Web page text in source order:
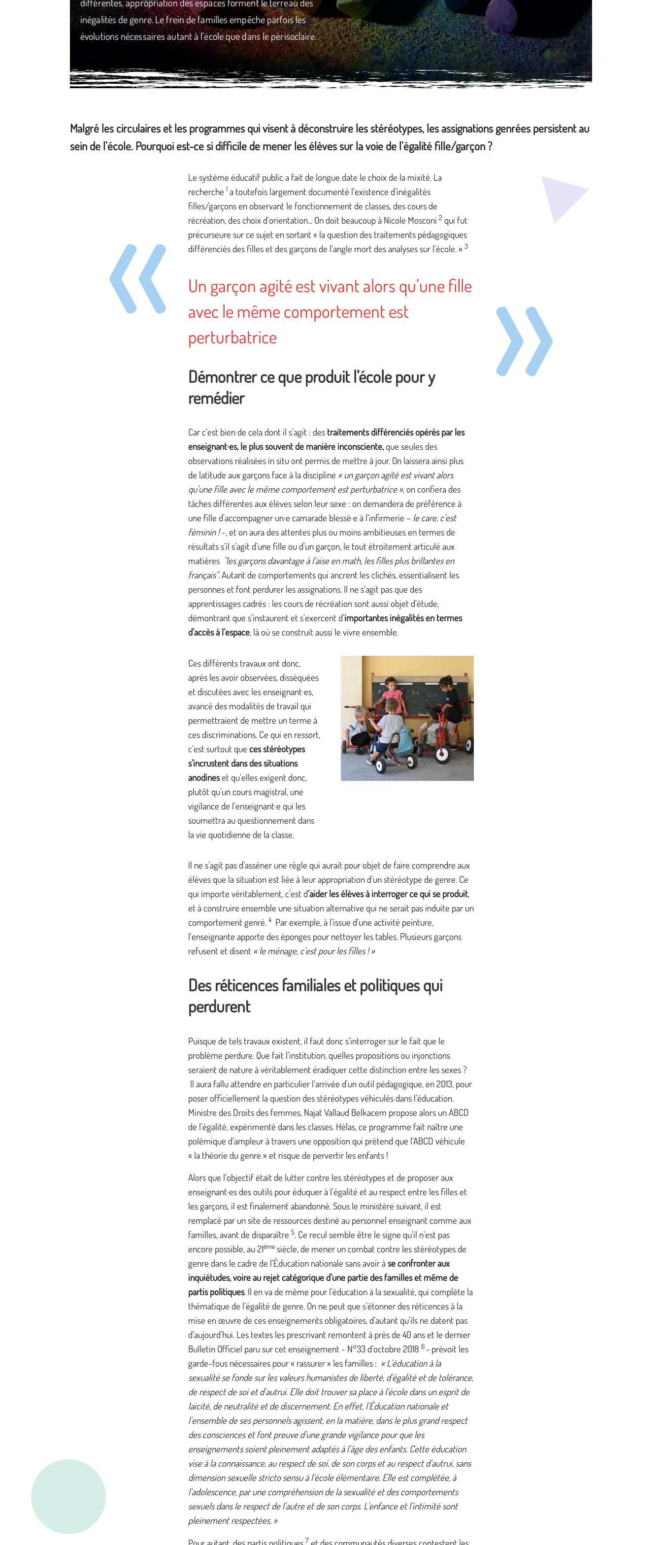
inégalités de genre. Le frein de familles empêche parfois les
évolutions nécessaires autant à l’école que dans le périsoclaire.
Malgré les circulaires et les programmes qui visent à déconstruire les stéréotypes, les assignations genrées persistent au
sein de l’école. Pourquoi est-ce si difficile de mener les élèves sur la voie de l’égalité fille/garçon ?
Le système éducatif public a fait de longue date le choix de la mixité. La
recherche 1 a toutefois largement documenté l’existence d’inégalités
filles/garçons en observant le fonctionnement de classes, des cours de
récréation, des choix d’orientation... On doit beaucoup à Nicole Mosconi 2 qui fut
précurseure sur ce sujet en sortant « la question des traitements pédagogiques
différenciés des filles et des garçons de l’angle mort des analyses sur l’école. » 3
Un garçon agité est vivant alors qu’une fille
avec le même comportement est
perturbatrice
Démontrer ce que produit l’école pour y
remédier
Car c’est bien de cela dont il s’agit : des traitements différenciés opérés par les
enseignant·es, le plus souvent de manière inconsciente,que seules des
observations réalisées in situ ont permis de mettre à jour. On laissera ainsi plus
de latitude aux garçons face à la discipline « un garçon agité est vivant alors
qu’une fille avec le même comportement est perturbatrice », on confiera des
tâches différentes aux élèves selon leur sexe : on demandera de préférence à
une fille d’accompagner un·e camarade blessé·e à l’infirmerie – le care, c’est
féminin !-, et on aura des attentes plus ou moins ambitieuses en termes de
résultats s’il s’agit d’une fille ou d’un garçon, le tout étroitement articulé aux
matières "les garçons davantage à l’aise en math, les filles plus brillantes en
français". Autant de comportements qui ancrent les clichés, essentialisent les
personnes et font perdurer les assignations. Il ne s’agit pas que des
apprentissages cadrés : les cours de récréation sont aussi objet d’étude,
démontrant que s’instaurent et s’exercent d’importantes inégalités en termes
d’accès à l’espace, là où se construit aussi le vivre ensemble.
Ces différents travaux ont donc,
après les avoir observées, disséquées
et discutées avec les enseignant·es,
avancé des modalités de travail qui
permettraient de mettre un terme à
ces discriminations. Ce qui en ressort,
c’est surtout que ces stéréotypes
s’incrustent dans des situations
anodineset qu’elles exigent donc,
plutôt qu’un cours magistral, une
vigilance de l’enseignant·e qui les
soumettra au questionnement dans
la vie quotidienne de la classe.
Il ne s’agit pas d’asséner une règle qui aurait pour objet de faire comprendre aux
élèves que la situation est liée à leur appropriation d’un stéréotype de genre. Ce
qui importe véritablement, c’est d’aider les élèves à interroger ce qui se produit,
et à construire ensemble une situation alternative qui ne serait pas induite par un
comportement genré. 4 Par exemple, à l’issue d’une activité peinture,
l’enseignante apporte des éponges pour nettoyer les tables. Plusieurs garçons
refusent et disent « le ménage, c’est pour les filles ! »
Des réticences familiales et politiques qui
perdurent
Puisque de tels travaux existent, il faut donc s’interroger sur le fait que le
problème perdure. Que fait l’institution, quelles propositions ou injonctions
seraient de nature à véritablement éradiquer cette distinction entre les sexes ?
Il aura fallu attendre en particulier l’arrivée d’un outil pédagogique, en 2013, pour
poser officiellement la question des stéréotypes véhiculés dans l’éducation.
Ministre des Droits des femmes, Najat Vallaud Belkacem propose alors un ABCD
de l’égalité, expérimenté dans les classes. Hélas, ce programme fait naître une
polémique d’ampleur à travers une opposition qui prétend que l’ABCD véhicule
« la théorie du genre » et risque de pervertir les enfants !
Alors que l’objectif était de lutter contre les stéréotypes et de proposer aux
enseignant·es des outils pour éduquer à l'égalité et au respect entre les filles et
les garçons, il est finalement abandonné. Sous le ministère suivant, il est
remplacé par un site de ressources destiné au personnel enseignant comme aux
familles, avant de disparaître 5. Ce recul semble être le signe qu’il n’est pas
encore possible, au 21ème siècle, de mener un combat contre les stéréotypes de
genre dans le cadre de l’Éducation nationale sans avoir àse confronter aux
inquiétudes, voire au rejet catégorique d’une partie des familles et même de
partis politiques. Il en va de même pour l’éducation à la sexualité, qui complète la
thématique de l’égalité de genre. On ne peut que s’étonner des réticences à la
mise en œuvre de ces enseignements obligatoires, d’autant qu’ils ne datent pas
d’aujourd’hui. Les textes les prescrivant remontent à près de 40 ans et le dernier
Bulletin Officiel paru sur cet enseignement - N°33 d’octobre 2018 6 - prévoit les
garde-fous nécessaires pour « rassurer » les familles : « L'éducation à la
sexualité se fonde sur les valeurs humanistes de liberté, d'égalité et de tolérance,
de respect de soi et d'autrui. Elle doit trouver sa place à l'école dans un esprit de
laïcité, de neutralité et de discernement. En effet, l'Éducation nationale et
l'ensemble de ses personnels agissent, en la matière, dans le plus grand respect
des consciences et font preuve d'une grande vigilance pour que les
enseignements soient pleinement adaptés à l'âge des enfants. Cette éducation
vise à la connaissance, au respect de soi, de son corps et au respect d'autrui, sans
dimension sexuelle stricto sensu à l'école élémentaire. Elle est complétée, à
l'adolescence, par une compréhension de la sexualité et des comportements
sexuels dans le respect de l'autre et de son corps. L'enfance et l'intimité sont
pleinement respectées. »
7